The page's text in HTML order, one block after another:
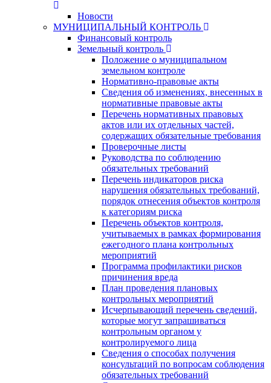
Новости
МУНИЦИПАЛЬНЫЙ КОНТРОЛЬ
Финансовый контроль
Земельный контроль
Положение о муниципальном
земельном контроле
Нормативно-правовые акты
Сведения об изменениях, внесенных в
нормативные правовые акты
Перечень нормативных правовых
актов или их отдельных частей,
содержащих обязательные требования
Проверочные листы
Руководства по соблюдению
обязательных требований
Перечень индикаторов риска
нарушения обязательных требований,
порядок отнесения объектов контроля
к категориям риска
Перечень объектов контроля,
учитываемых в рамках формирования
ежегодного плана контрольных
мероприятий
Программа профилактики рисков
причинения вреда
План проведения плановых
контрольных мероприятий
Исчерпывающий перечень сведений,
которые могут запрашиваться
контрольным органом у
контролируемого лица
Сведения о способах получения
консультаций по вопросам соблюдения
обязательных требований